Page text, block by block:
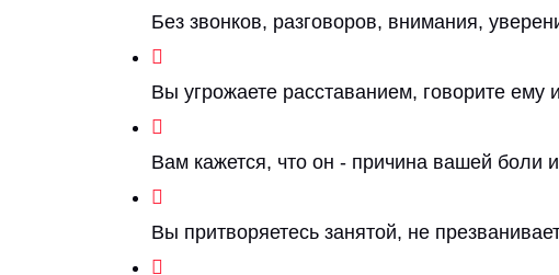
Без звонков, разговоров, внимания,
Вы угрожаете расставанием, говорите ему
Вам кажется, что он - причина вашей боли
Вы притворяетесь занятой, не